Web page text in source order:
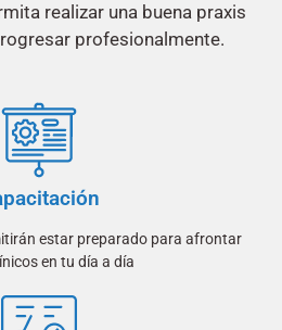
realizar una buena praxis
profesionalmente.
estar preparado para afrontar
en tu día a día